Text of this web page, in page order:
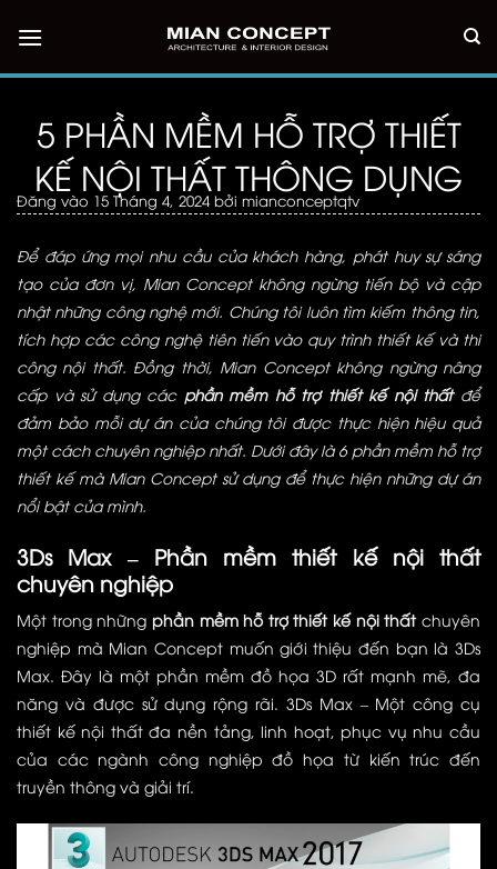
qua
nội
5 PHẦN MỀM HỖ TRỢ THIẾT
KẾ NỘI THẤT THÔNG DỤNG
Đăng vào 15 Tháng 4, 2024 bởi mianconceptqtv
Để đáp ứng mọi nhu cầu của khách hàng, phát huy sự sáng
tạo của đơn vị, Mian Concept không ngừng tiến bộ và cập
nhật những công nghệ mới. Chúng tôi luôn tìm kiếm thông tin,
tích hợp các công nghệ tiên tiến vào quy trình thiết kế và thi
công nội thất. Đồng thời, Mian Conceptkhông ngừng nâng
cấp và sử dụng các phần mềm hỗ trợ thiết kế nội thấtđể
đảm bảo mỗi dự án của chúng tôi được thực hiện hiệu quả
một cách chuyên nghiệp nhất. Dưới đây là 6 phần mềm hỗ trợ
thiết kế mà Mian Concept sử dụng để thực hiện những dự án
nổi bật của mình.
3Ds Max – Phần mềm thiết kế nội thất
chuyên nghiệp
Một trong những phần mềm hỗ trợ thiết kế nội thấtchuyên
nghiệp mà Mian Concept muốn giới thiệu đến bạn là 3Ds
Max. Đây là một phần mềm đồ họa 3D rất mạnh mẽ, đa
năng và được sử dụng rộng rãi. 3Ds Max – Một công cụ
thiết kế nội thất đa nền tảng, linh hoạt, phục vụ nhu cầu
của các ngành công nghiệp đồ họa từ kiến trúc đến
truyền thông và giải trí.